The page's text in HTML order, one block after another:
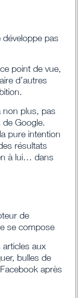
pas
point de vue,
d’autres
non plus, pas
Google.
pure intention
résultats
à lui… dans
de
se compose
aux
bulles de
après